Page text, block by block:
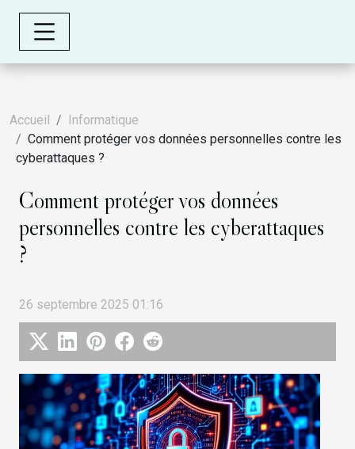
Accueil
Informatique
Comment protéger vos données personnelles contre les
cyberattaques ?
Comment protéger vos données
personnelles contre les cyberattaques
?
26 septembre 2025 01:16